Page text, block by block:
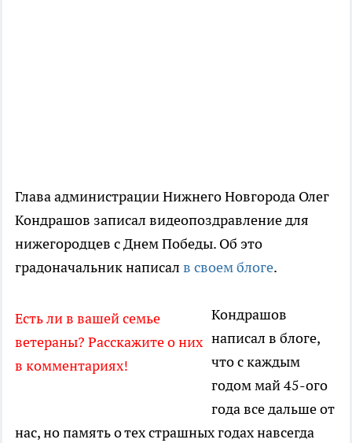
Глава администрации Нижнего Новгорода Олег
Кондрашов записал видеопоздравление для
нижегородцев с Днем Победы. Об это
градоначальник написал в своем блоге.
Есть ли в вашей семье
ветераны? Расскажите о них
в комментариях!
Кондрашов
написал в блоге,
что с каждым
годом май 45-ого
года все дальше от
нас, но память о тех страшных годах навсегда